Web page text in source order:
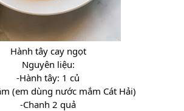
Hành tây cay ngọt
Nguyên liệu:
-Hành tây: 1 củ
(em dùng nước mắm Cát Hải)
-Chanh 2 quả